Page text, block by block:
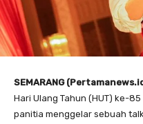
SEMARANG
Hari Ulang Tahun (HUT) ke-
panitia menggelar sebuah